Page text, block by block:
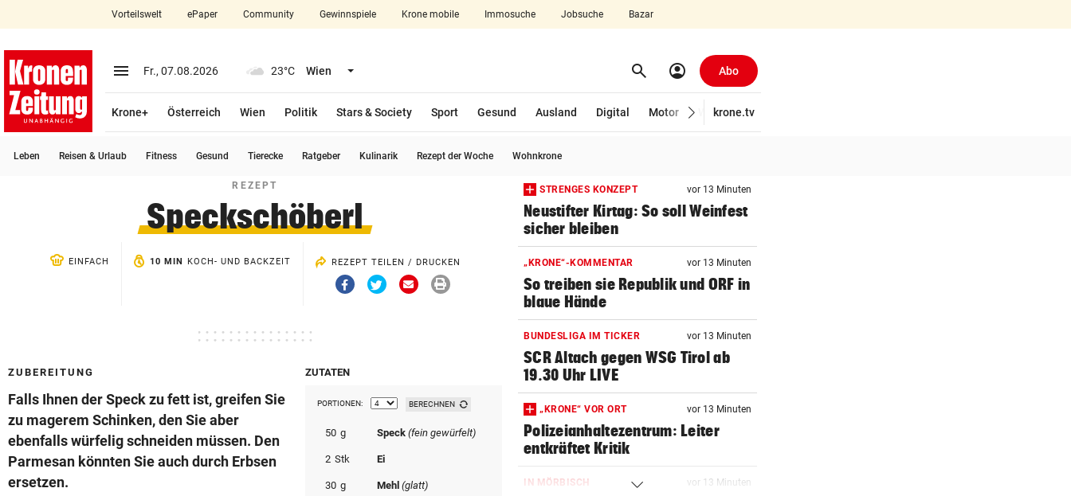
closeSchließen
account_circle Anmelden
arrow_right
Suchbegriff
© Krone Multimedia GmbH & Co KG 2026
Vorteilswelt ePaper Community Gewinnspiele Krone mobile Immosuche Jobsuche Bazar
menu Menü aufklappen
Fr., 07.08.2026 23°C Wien Menü aufklappen search Suchen
account_circle Abo
Krone+ Österreich Wien Politik Stars & Society Sport Gesund Ausland Digital Motor Wirtschaft
krone.tv
Leben Reisen & Urlaub Fitness Gesund Tierecke Ratgeber Kulinarik Rezept der Woche Wohnkrone
REZEPT
Speckschöberl
EINFACH 10 MIN KOCH- UND BACKZEIT
REZEPT TEILEN / DRUCKEN
Via
Facebook
teilen
Via
Twitter
teilen
Via
Email
teilen
Drucken
ZUBEREITUNG
Falls Ihnen der Speck zu fett ist, greifen Sie
zu magerem Schinken, den Sie aber
ebenfalls würfelig schneiden müssen. Den
Parmesan könnten Sie auch durch Erbsen
ersetzen.
ZUTATEN
PORTIONEN: BERECHNEN
50 g Speck(fein gewürfelt)
2 Stk Ei
30 g Mehl(glatt)
STRENGES KONZEPT vor 13 Minuten
Neustifter Kirtag: So soll Weinfest
sicher bleiben
„KRONE“-KOMMENTAR vor 13 Minuten
So treiben sie Republik und ORF in
blaue Hände
BUNDESLIGA IM TICKER vor 13 Minuten
SCR Altach gegen WSG Tirol ab
19.30 Uhr LIVE
„KRONE“ VOR ORT vor 13 Minuten
Polizeianhaltezentrum: Leiter
entkräftet Kritik
IN MÖRBISCH vor 13 Minuten